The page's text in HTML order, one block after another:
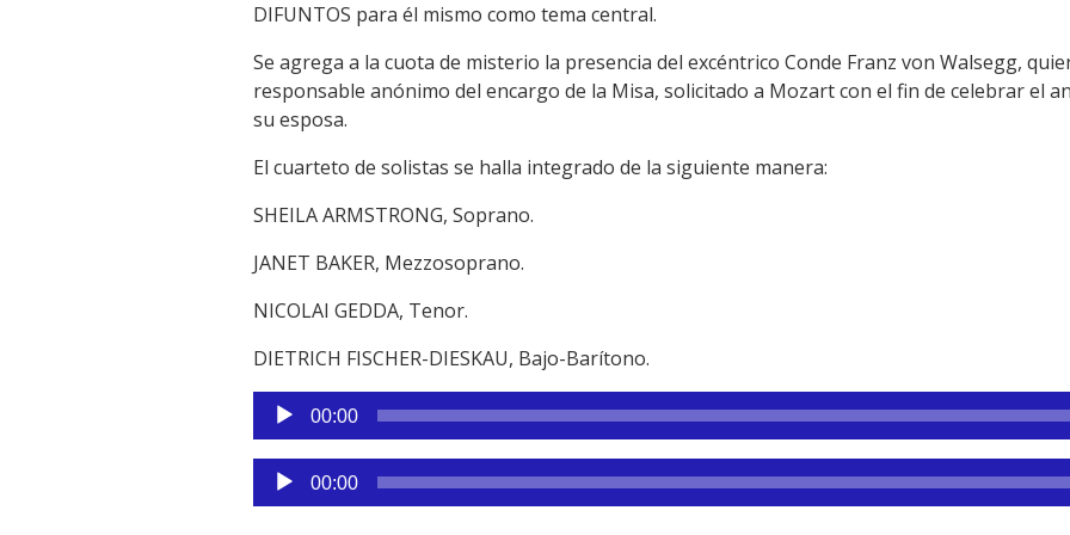
DIFUNTOS para él mismo como tema central.
Se agrega a la cuota de misterio la presencia del excéntrico Conde Franz von Walsegg,
responsable anónimo del encargo de la Misa, solicitado a Mozart con el fin de celebrar el
su esposa.
El cuarteto de solistas se halla integrado de la siguiente manera:
SHEILA ARMSTRONG, Soprano.
JANET BAKER, Mezzosoprano.
NICOLAI GEDDA, Tenor.
DIETRICH FISCHER-DIESKAU, Bajo-Barítono.
Reproductor
de
audio
00:00
Reproductor
de
00:00